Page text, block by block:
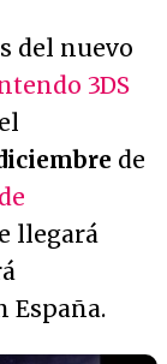
del nuevo
3DS
de
llegará
España.